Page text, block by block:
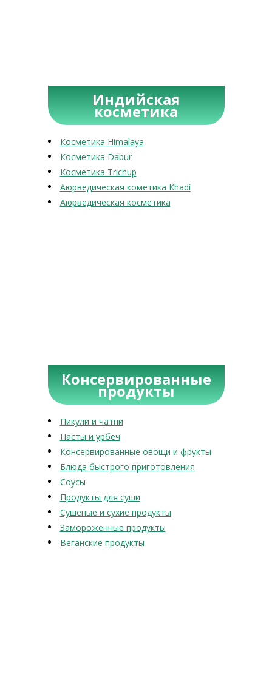
Индийская
косметика
Косметика Himalaya
Косметика Dabur
Косметика Trichup
Аюрведическая кометика Khadi
Аюрведическая косметика
Консервированные
продукты
Пикули и чатни
Пасты и урбеч
Консервированные овощи и фрукты
Блюда быстрого приготовления
Соусы
Продукты для суши
Сушеные и сухие продукты
Замороженные продукты
Веганские продукты